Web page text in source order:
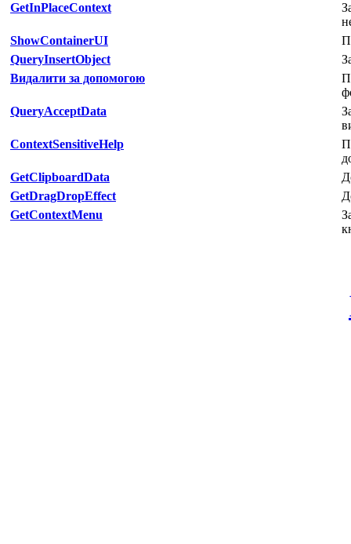
GetInPlaceContext
ShowContainerUI
QueryInsertObject
Видалити за допомогою
QueryAcceptData
ContextSensitiveHelp
GetClipboardData
GetDragDropEffect
GetContextMenu